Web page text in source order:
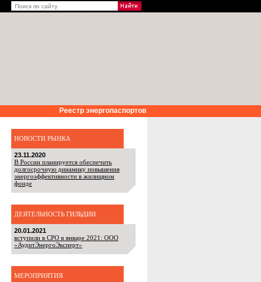
Реестр энергопаспортов
НОВОСТИ РЫНКА
23.11.2020
В России планируется обеспечить
долгосрочную динамику повышения
энергоэффективности в жилищном
фонде
ДЕЯТЕЛЬНОСТЬ ГИЛЬДИИ
20.01.2021
вступили в СРО в январе 2021: ООО
«АудитЭнергоЭксперт»
МЕРОПРИЯТИЯ